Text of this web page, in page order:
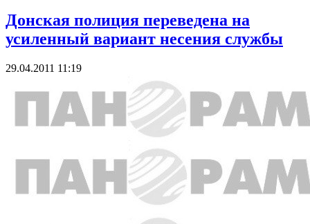
Донская полиция переведена на
усиленный вариант несения службы
29.04.2011 11:19